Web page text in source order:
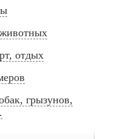
отдых
грызунов,